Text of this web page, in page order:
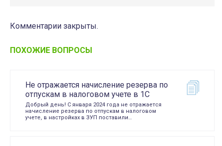
Комментарии закрыты.
ПОХОЖИЕ ВОПРОСЫ
Не отражается начисление резерва по
отпускам в налоговом учете в 1С
Добрый день! С января 2024 года не отражается
начисление резерва по отпускам в налоговом
учете, в настройках в ЗУП поставили…